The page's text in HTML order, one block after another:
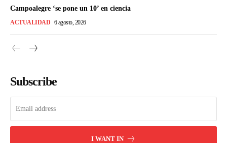
Campoalegre ‘se pone un 10’ en ciencia
ACTUALIDAD 6 agosto, 2026
Subscribe
I WANT IN